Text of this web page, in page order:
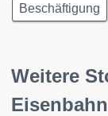
Beschäftigung
Weitere